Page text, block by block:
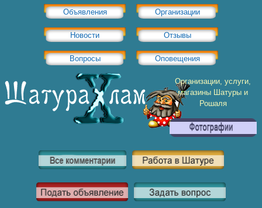
Объявления Организации
Новости Отзывы
Вопросы Оповещения
Организации, услуги,
магазины Шатуры и
Рошаля